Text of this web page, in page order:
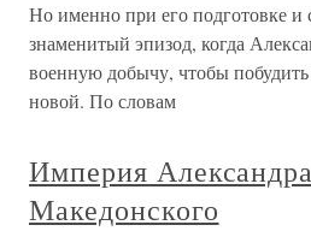
Но именно при его подготовке и
знаменитый эпизод, когда
военную добычу, чтобы побудить
новой. По словам
Империя Александра
Македонского